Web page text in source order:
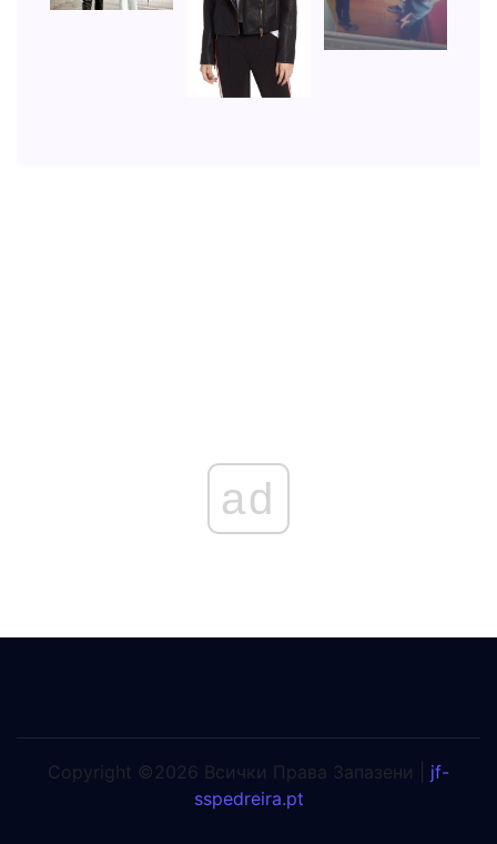
ad
Copyright ©2026 Всички Права Запазени | jf-
sspedreira.pt